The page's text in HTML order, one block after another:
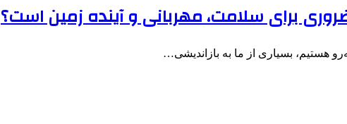
برای سلامت، مهربانی و آینده زمین است؟
هستیم، بسیاری از ما به بازاندیشی…